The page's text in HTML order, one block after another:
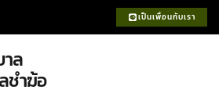
เป็นเพื่อนกับเรา
ล
ชำฆ้อ